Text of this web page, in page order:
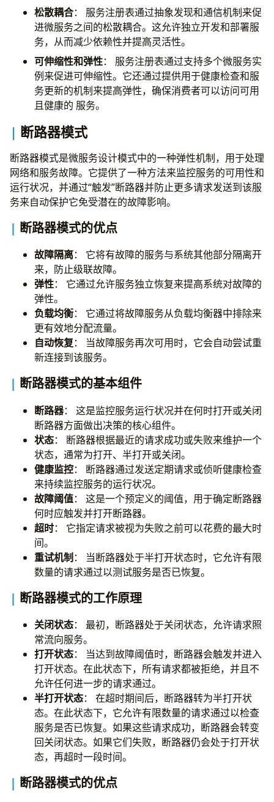
松散耦合： 服务注册表通过抽象发现和通信机制来促
进微服务之间的松散耦合。这允许独立开发和部署服
务，从而减少依赖性并提高灵活性。
可伸缩性和弹性： 服务注册表通过支持多个微服务实
例来促进可伸缩性。它还通过提供用于健康检查和服
务更新的机制来提高弹性，确保消费者可以访问可用
且健康的 服务。
断路器模式
断路器模式是微服务设计模式中的一种弹性机制，用于处理
网络和服务故障。它提供了一种方法来监控服务的可用性和
运行状况，并通过“触发”断路器并防止更多请求发送到该服
务来自动保护它免受潜在的故障影响。
断路器模式的优点
故障隔离： 它将有故障的服务与系统其他部分隔离开
来，防止级联故障。
弹性： 它通过允许服务独立恢复来提高系统对故障的
弹性。
负载均衡： 它通过将故障服务从负载均衡器中排除来
更有效地分配流量。
自动恢复： 当故障服务再次可用时，它会自动尝试重
新连接到该服务。
断路器模式的基本组件
断路器： 这是监控服务运行状况并在何时打开或关闭
断路器方面做出决策的核心组件。
状态： 断路器根据最近的请求成功或失败来维护一个
状态，通常为打开、半打开或关闭。
健康监控： 断路器通过发送定期请求或侦听健康检查
来持续监控服务的运行状况。
故障阈值： 这是一个预定义的阈值，用于确定断路器
何时应触发并打开断路器。
超时： 它指定请求被视为失败之前可以花费的最大时
间。
重试机制： 当断路器处于半打开状态时，它允许有限
数量的请求通过以测试服务是否已恢复。
断路器模式的工作原理
关闭状态： 最初，断路器处于关闭状态，允许请求照
常流向服务。
打开状态： 当达到故障阈值时，断路器会触发并进入
打开状态。在此状态下，所有请求都被拒绝，并且不
允许任何进一步的请求通过。
半打开状态： 在超时期间后，断路器转为半打开状
态。在此状态下，它允许有限数量的请求通过以检查
服务是否已恢复。如果这些请求成功，断路器会转变
回关闭状态。如果它们失败，断路器仍会处于打开状
态，再超时一段时间。
断路器模式的优点